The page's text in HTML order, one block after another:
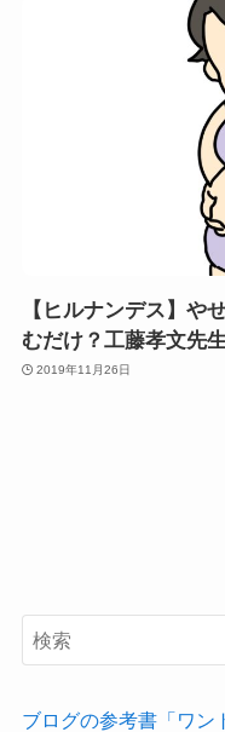
【ヒルナンデス】や
むだけ？工藤孝文先
2019年11月26日
ブログの参考書「ワン